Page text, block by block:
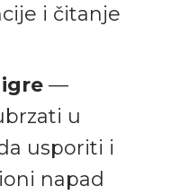
i čitanje
—
u
usporiti i
napad